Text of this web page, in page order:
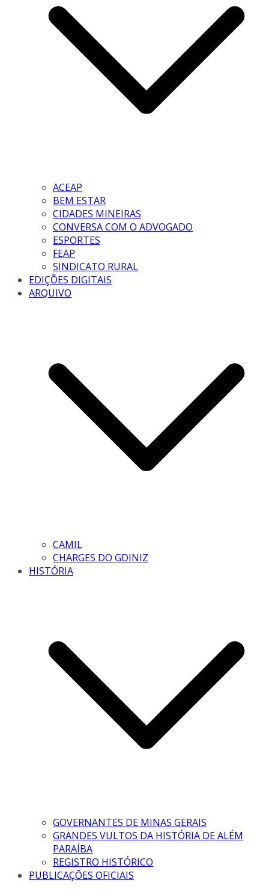
ACEAP
BEM ESTAR
CIDADES MINEIRAS
CONVERSA COM O ADVOGADO
ESPORTES
FEAP
SINDICATO RURAL
EDIÇÕES DIGITAIS
ARQUIVO
CAMIL
CHARGES DO GDINIZ
HISTÓRIA
GOVERNANTES DE MINAS GERAIS
GRANDES VULTOS DA HISTÓRIA DE ALÉM
PARAÍBA
REGISTRO HISTÓRICO
PUBLICAÇÕES OFICIAIS